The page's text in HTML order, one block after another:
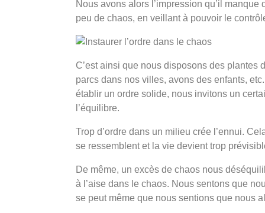
Nous avons alors l’impression qu’il
peu de chaos, en veillant à pouvoir le
C’est ainsi que nous disposons des plantes
parcs dans nos villes, avons des enfants,
établir un ordre solide, nous invitons un
l’équilibre.
Trop d’ordre dans un milieu crée l’ennui.
se ressemblent et la vie devient trop
De même, un excès de chaos nous
à l’aise dans le chaos. Nous sentons que
se peut même que nous sentions que nous